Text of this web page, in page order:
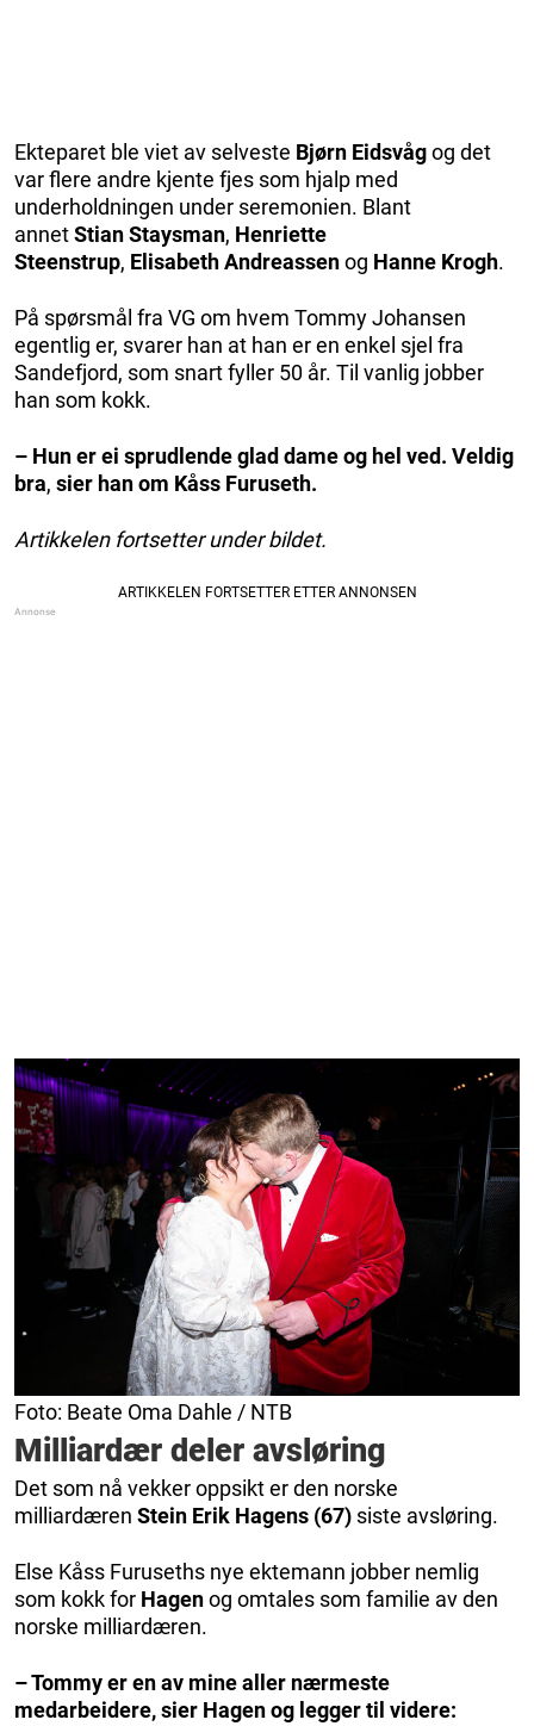
Ekteparet ble viet av selveste Bjørn Eidsvågog det
var flere andre kjente fjes som hjalp med
underholdningen under seremonien. Blant
annetStian Staysman, Henriette
Steenstrup, Elisabeth Andreassenog Hanne Krogh.
På spørsmål fra VG om hvem Tommy Johansen
egentlig er, svarer han at han er en enkel sjel fra
Sandefjord, som snart fyller 50 år. Til vanlig jobber
han som kokk.
– Hun er ei sprudlende glad dame og hel ved. Veldig
bra, sier han om Kåss Furuseth.
Artikkelen fortsetter under bildet.
Foto: Beate Oma Dahle / NTB
Milliardær deler avsløring
Det som nå vekker oppsikt er den norske
milliardæren Stein Erik Hagens (67) siste avsløring.
Else Kåss Furuseths nye ektemann jobber nemlig
som kokk for Hagenog omtales som familie av den
norske milliardæren.
– Tommy er en av mine aller nærmeste
medarbeidere, sier Hagen og legger til videre: